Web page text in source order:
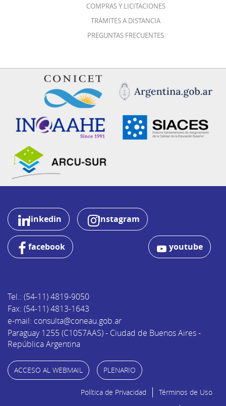
COMPRAS Y LICITACIONES
TRÁMITES A DISTANCIA
PREGUNTAS FRECUENTES
linkedin Instagram
facebook youtube
Tel.: (54-11) 4819-9050
Fax: (54-11) 4813-1643
e-mail: consulta@coneau.gob.ar
Paraguay 1255 (C1057AAS) - Ciudad de Buenos Aires -
República Argentina
ACCESO AL WEBMAIL PLENARIO
Términos de Uso
Política de Privacidad